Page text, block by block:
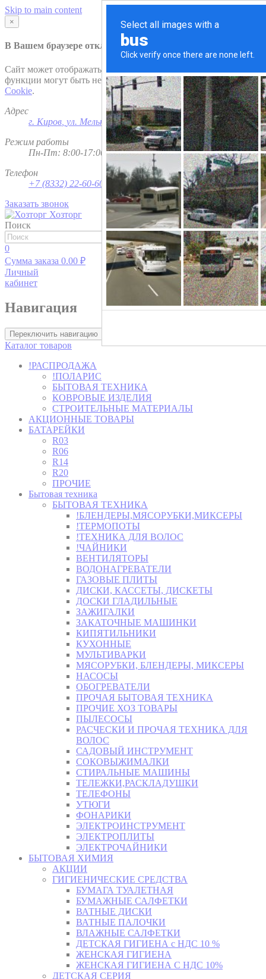
Skip to main content
×
В Вашем браузере отключена поддержка
Сайт может отображаться некорректно и/или некоторые
функции могут быть недоступны. Рекомендуем включить
Cookie.
Адрес
г. Киров ул. Мельничная, д. 1
Режим работы
Пн-Пт: 8:00-17:00; Сб - Вс - выходной
Телефон
+7 (8332) 22-60-60
Заказать звонок
Хозторг
Поиск
Найти
0
Сумма заказа 0.00 ₽
Личный
кабинет
Навигация
Переключить навигацию
Каталог товаров
!РАСПРОДАЖА
!ПОЛАРИС
БЫТОВАЯ ТЕХНИКА
КОВРОВЫЕ ИЗДЕЛИЯ
СТРОИТЕЛЬНЫЕ МАТЕРИАЛЫ
АКЦИОННЫЕ ТОВАРЫ
БАТАРЕЙКИ
R03
R06
R14
R20
ПРОЧИЕ
Бытовая техника
БЫТОВАЯ ТЕХНИКА
!БЛЕНДЕРЫ,МЯСОРУБКИ,МИКСЕРЫ
!ТЕРМОПОТЫ
!ТЕХНИКА ДЛЯ ВОЛОС
!ЧАЙНИКИ
ВЕНТИЛЯТОРЫ
ВОДОНАГРЕВАТЕЛИ
ГАЗОВЫЕ ПЛИТЫ
ДИСКИ, КАССЕТЫ, ДИСКЕТЫ
ДОСКИ ГЛАДИЛЬНЫЕ
ЗАЖИГАЛКИ
ЗАКАТОЧНЫЕ МАШИНКИ
КИПЯТИЛЬНИКИ
КУХОННЫЕ
МУЛЬТИВАРКИ
МЯСОРУБКИ, БЛЕНДЕРЫ, МИКСЕРЫ
НАСОСЫ
ОБОГРЕВАТЕЛИ
ПРОЧАЯ БЫТОВАЯ ТЕХНИКА
ПРОЧИЕ ХОЗ ТОВАРЫ
ПЫЛЕСОСЫ
РАСЧЕСКИ И ПРОЧАЯ ТЕХНИКА ДЛЯ
ВОЛОС
САДОВЫЙ ИНСТРУМЕНТ
СОКОВЫЖИМАЛКИ
СТИРАЛЬНЫЕ МАШИНЫ
ТЕЛЕЖКИ,РАСКЛАДУШКИ
ТЕЛЕФОНЫ
УТЮГИ
ФОНАРИКИ
ЭЛЕКТРОИНСТРУМЕНТ
ЭЛЕКТРОПЛИТЫ
ЭЛЕКТРОЧАЙНИКИ
БЫТОВАЯ ХИМИЯ
АКЦИИ
ГИГИЕНИЧЕСКИЕ СРЕДСТВА
БУМАГА ТУАЛЕТНАЯ
БУМАЖНЫЕ САЛФЕТКИ
ВАТНЫЕ ДИСКИ
ВАТНЫЕ ПАЛОЧКИ
ВЛАЖНЫЕ САЛФЕТКИ
ДЕТСКАЯ ГИГИЕНА с НДС 10 %
ЖЕНСКАЯ ГИГИЕНА
ЖЕНСКАЯ ГИГИЕНА С НДС 10%
ДЕТСКАЯ СЕРИЯ